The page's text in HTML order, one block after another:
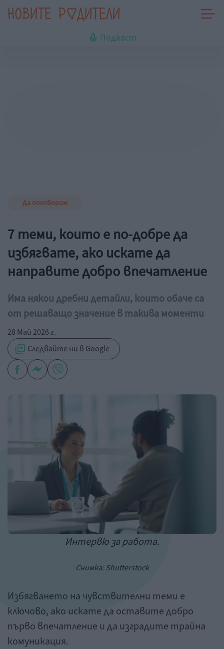
Подкаст
Да поговорим
7 теми, които е по-добре да
избягвате, ако искате да
направите добро впечатление
Има някои дребни детайли, които обаче са
от решаващо значение в такива моменти
28 Май 2026 г.
Следвайте ни в Google
Интервю за работа.
Снимка:Shutterstock
Избягването на чувствителни теми е
ключово, ако искате да оставите добро
първо впечатление и да изградите трайна
комуникация.